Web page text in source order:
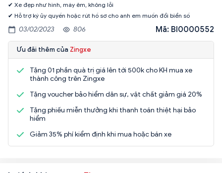
✔ Xe đẹp như hình, máy êm, không lỗi
✔ Hỗ trợ ký ủy quyền hoặc rút hồ sơ cho anh em muốn đổi biển số
03/02/2023 806 Mã: BI0000552
Ưu đãi thêm của Zingxe
Tặng 01 phần quà trị giá lên tới 500k cho KH mua xe
thành công trên Zingxe
Tặng voucher bảo hiểm dân sự, vật chất giảm giá 20%
Tặng phiếu miễn thưởng khi thanh toán thiệt hại bảo
hiểm
Giảm 35% phí kiểm định khi mua hoặc bán xe